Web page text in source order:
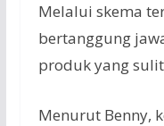
Melalui skema
bertanggung
produk yang
Menurut Benny,